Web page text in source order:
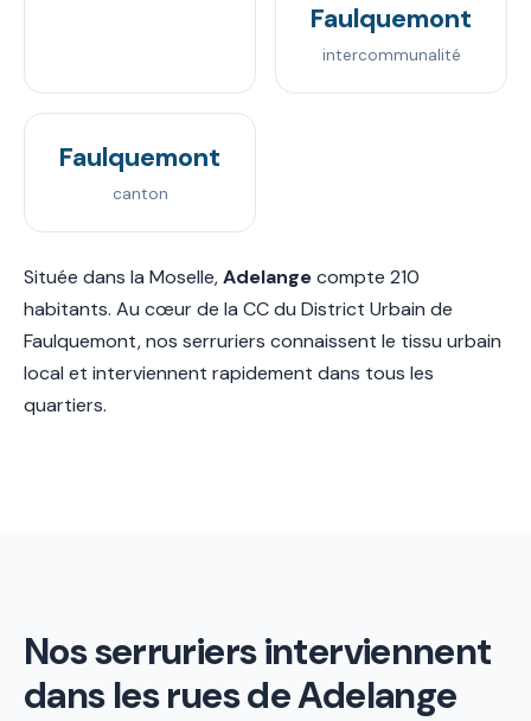
Faulquemont
intercommunalité
Faulquemont
canton
Située dans la Moselle,Adelangecompte 210
habitants. Au cœur de la CC du District Urbain de
Faulquemont, nos serruriers connaissent le tissu urbain
local et interviennent rapidement dans tous les
quartiers.
Nos serruriers interviennent
dans les rues de Adelange